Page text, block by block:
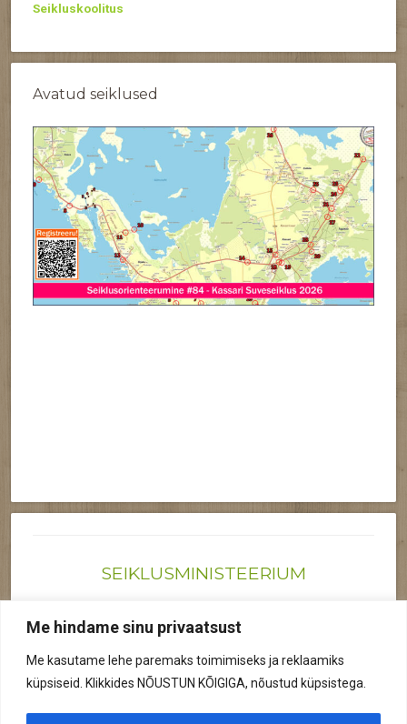
Me hindame sinu privaatsust
Me kasutame lehe paremaks toimimiseks ja reklaamiks
küpsiseid. Klikkides NÕUSTUN KÕIGIGA, nõustud küpsistega.
Seikluskoolitus
Avatud seiklused
SEIKLUSMINISTEERIUM
Reg nr: 12041719